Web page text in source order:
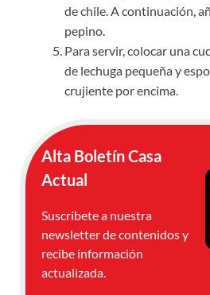
de chile. A continuación,
pepino.
Para servir, colocar una
de lechuga pequeña y
crujiente por encima.
Alta Boletín Casa
Actual
Suscríbete a nuestra
newsletter de contenidos y
recibe información
actualizada.